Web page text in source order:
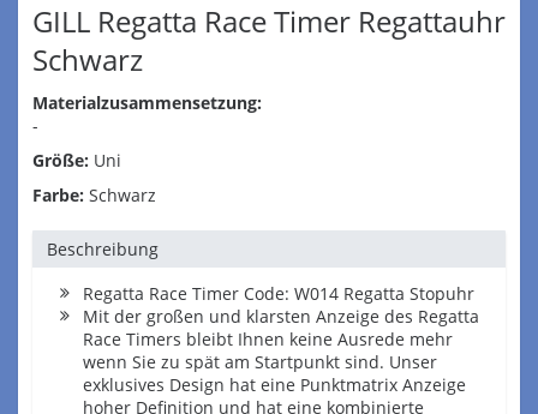
GILL Regatta Race Timer Regattauhr
Schwarz
Materialzusammensetzung:
-
Größe: Uni
Farbe: Schwarz
Beschreibung
Regatta Race Timer Code: W014 Regatta Stopuhr
Mit der großen und klarsten Anzeige des Regatta
Race Timers bleibt Ihnen keine Ausrede mehr
wenn Sie zu spät am Startpunkt sind. Unser
exklusives Design hat eine Punktmatrix Anzeige
hoher Definition und hat eine kombinierte